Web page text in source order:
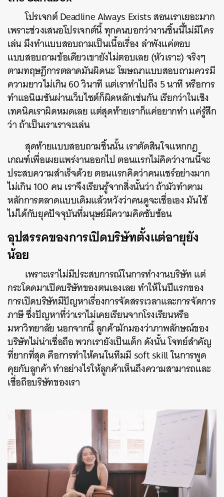
โปรเจกต์ Deadline Always Exists สอนเราเยอะมาก
เพราะช่วงเสนอโปรเจกต์นี้ ทุกคนบอกว่างานชิ้นนี้ไม่มีใคร
เล่น มึงทำแบบสอบถามเป็นเนื้อเรื่อง ลำพังแค่ตอบ
แบบสอบถามข้อเดียวเขายังไม่ตอบเลย (หัวเราะ) จริงๆ
ตามทฤษฎีการตลาดมันผิดนะ โฆษณาแบบสอบถามควรมี
ความยาวไม่เกิน 60 วินาที แต่เราทำไปถึง 5 นาที หรือการ
ทำแอนิเมชันผ่านเว็บไซต์ก็ผิดหลักเช่นกัน เรียกว่าในเชิง
เทคนิคเราผิดหมดเลย แต่สุดท้ายเราก็แค่อยากทำ แค่รู้สึก
ว่า ถ้าเป็นเราเราจะเล่น
สุดท้ายแบบสอบถามชิ้นนั้น เราตัดสินใจแหกกฎ
เกณฑ์เพื่อเผยแพร่งานออกไป ตอนแรกไม่คิดว่างานนี้จะ
ประสบความสำเร็จด้วย ตอนแรกคิดว่าคนแชร์อย่างมาก
ไม่เกิน 100 คน เราจึงเรียนรู้จากสิ่งนั้นว่า ถ้ามัวทำตาม
หลักการตลาดแบบเดิมแล้วหวังว่าคนดูจะเชื่อเอง มันใช้
ไม่ได้กับยุคปัจจุบันที่มนุษย์มีความคิดซับซ้อน
อุปสรรคของการเปิดบริษัทตั้งแต่อายุยัง
น้อย
เพราะเราไม่มีประสบการณ์ในการทำงานบริษัท แต่
กระโดดมาเปิดบริษัทของตนเองเลย ทำให้ในปีแรกของ
การเปิดบริษัทมีปัญหาเรื่องการจัดสรรเวลาและการจัดการ
ภาษี ซึ่งปัญหาที่ว่าเราไม่เคยเรียนจากโรงเรียนหรือ
มหาวิทยาลัย นอกจากนี้ ลูกค้ามักมองว่าภาพลักษณ์ของ
บริษัทไม่น่าเชื่อถือ พวกเรายังเป็นเด็ก ดังนั้น โจทย์สำคัญ
ที่ยากที่สุด คือการทำให้คนในทีมมี soft skill ในการพูด
คุยกับลูกค้า ทำอย่างไรให้ลูกค้าเห็นถึงความสามารถและ
เชื่อถือบริษัทของเรา